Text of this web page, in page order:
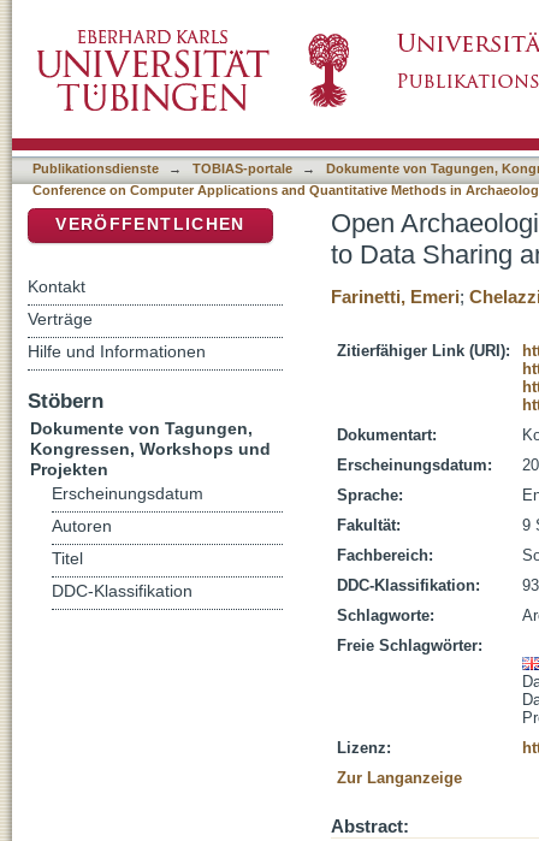
Publikationsdienste → TOBIAS-portale →
Dokumente von Tagungen,
Conference on Computer Applications and Quantitative Methods in
Open
to Data Sharing
Farinetti, Emeri;
Zitierfähiger Link (URI):
Dokumentart:
Erscheinungsdatum:
Sprache:
Fakultät:
9
Fachbereich:
DDC-Klassifikation:
Schlagworte:
Freie Schlagwörter:
Lizenz:
Zur Langanzeige
Abstract:
VERÖFFENTLICHEN
Kontakt
Verträge
Hilfe und Informationen
Stöbern
Dokumente von Tagungen,
Kongressen, Workshops und
Projekten
Erscheinungsdatum
Autoren
Titel
DDC-Klassifikation